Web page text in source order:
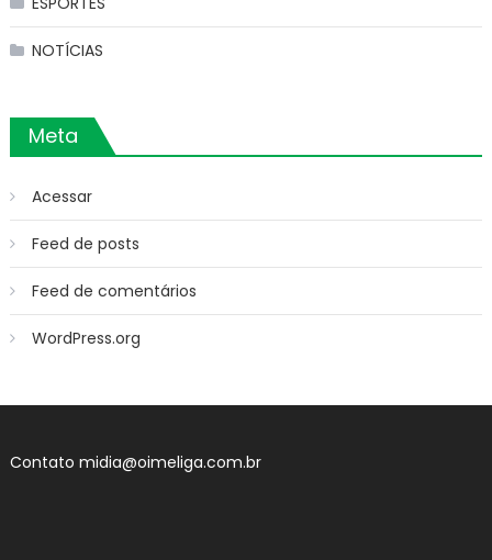
NOTÍCIAS
Meta
Acessar
Feed de posts
Feed de comentários
WordPress.org
Contato midia@oimeliga.com.br